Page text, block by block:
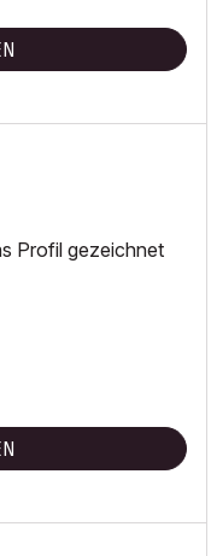
It Does ///
releases
Profil gezeichnet